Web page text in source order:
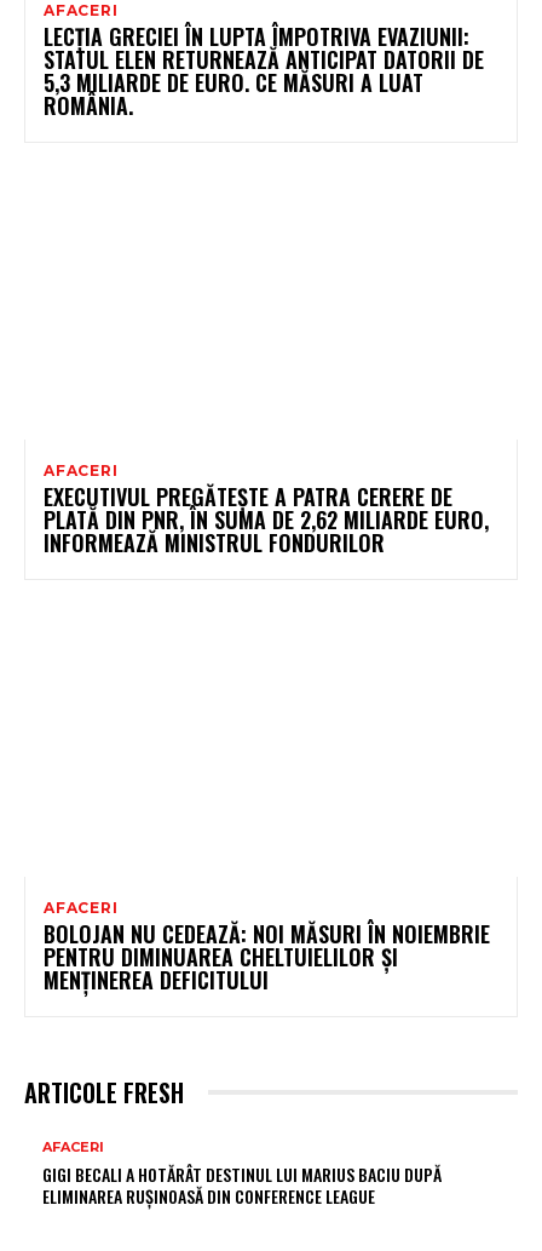
AFACERI
LECȚIA GRECIEI ÎN LUPTA ÎMPOTRIVA EVAZIUNII:
STATUL ELEN RETURNEAZĂ ANTICIPAT DATORII DE
5,3 MILIARDE DE EURO. CE MĂSURI A LUAT
ROMÂNIA.
AFACERI
EXECUTIVUL PREGĂTEȘTE A PATRA CERERE DE
PLATĂ DIN PNR, ÎN SUMA DE 2,62 MILIARDE EURO,
INFORMEAZĂ MINISTRUL FONDURILOR
AFACERI
BOLOJAN NU CEDEAZĂ: NOI MĂSURI ÎN NOIEMBRIE
PENTRU DIMINUAREA CHELTUIELILOR ȘI
MENȚINEREA DEFICITULUI
ARTICOLE FRESH
AFACERI
GIGI BECALI A HOTĂRÂT DESTINUL LUI MARIUS BACIU DUPĂ
ELIMINAREA RUȘINOASĂ DIN CONFERENCE LEAGUE